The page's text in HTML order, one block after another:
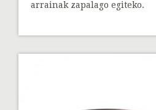
arrainak zapalago egiteko.